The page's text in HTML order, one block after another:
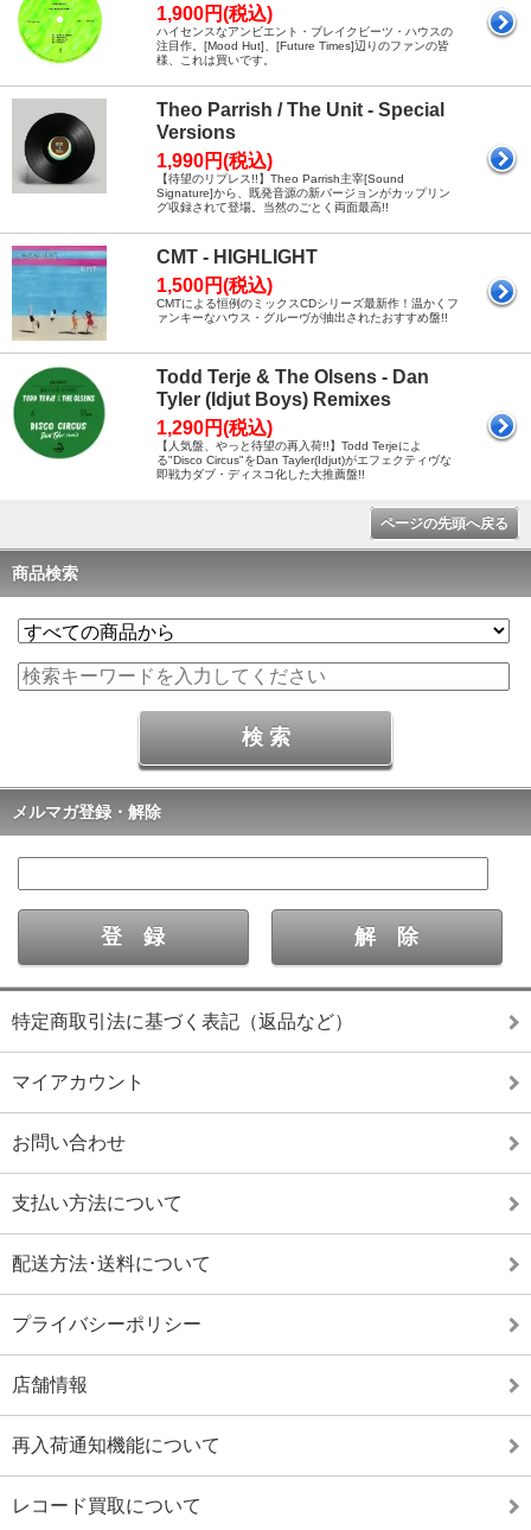
1,900円(税込)
ハイセンスなアンビエント・ブレイクビーツ・ハウスの
注目作。[Mood Hut]、[Future Times]辺りのファンの皆
様、これは買いです。
Theo Parrish / The Unit - Special
Versions
1,990円(税込)
【待望のリプレス!!】Theo Parrish主宰[Sound
Signature]から、既発音源の新バージョンがカップリン
グ収録されて登場。当然のごとく両面最高!!
CMT - HIGHLIGHT
1,500円(税込)
CMTによる恒例のミックスCDシリーズ最新作！温かくフ
ァンキーなハウス・グルーヴが抽出されたおすすめ盤!!
Todd Terje & The Olsens - Dan
Tyler (Idjut Boys) Remixes
1,290円(税込)
【人気盤、やっと待望の再入荷!!】Todd Terjeによ
る"Disco Circus"をDan Tayler(Idjut)がエフェクティヴな
即戦力ダブ・ディスコ化した大推薦盤!!
ページの先頭へ戻る
商品検索
メルマガ登録・解除
特定商取引法に基づく表記（返品など）
マイアカウント
お問い合わせ
支払い方法について
配送方法･送料について
プライバシーポリシー
店舗情報
再入荷通知機能について
レコード買取について